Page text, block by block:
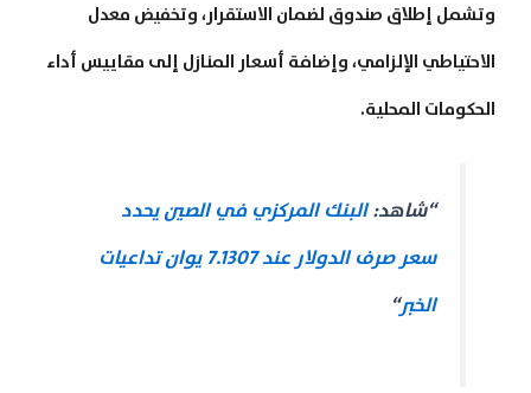
وتشمل إطلاق صندوق لضمان الاستقرار، وتخفيض معدل
الاحتياطي الإلزامي، وإضافة أسعار المنازل إلى مقاييس أداء
الحكومات المحلية.
“شاهد:البنك المركزي في الصين يحدد
سعر صرف الدولار عند 7.1307 يوان تداعيات
الخبر“